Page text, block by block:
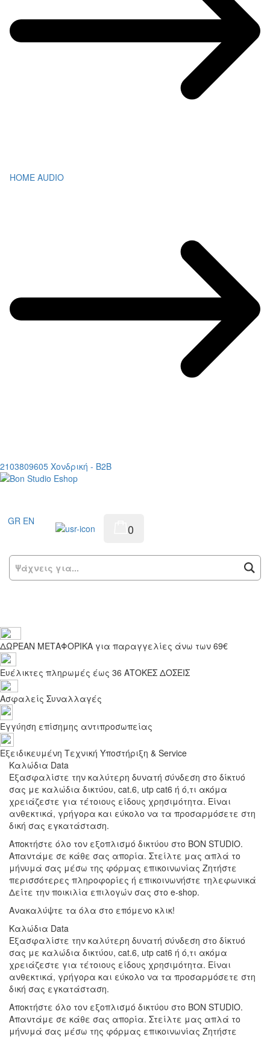
HOME AUDIO
2103809605 Χονδρική - B2B
GR EN
0
Ψ
ΔΩΡΕΑΝ ΜΕΤΑΦΟΡΙΚΑ για παραγγελίες άνω των 69€
Ευέλικτες πληρωμές έως 36 ΑΤΟΚΕΣ ΔΟΣΕΙΣ
Ασφαλείς Συναλλαγές
Εγγύηση επίσημης αντιπροσωπείας
Εξειδικευμένη Τεχνική Υποστήριξη & Service
Καλώδια Data
Εξασφαλίστε την καλύτερη δυνατή σύνδεση στο δίκτυό
σας με καλώδια δικτύου, cat.6, utp cat6 ή ό,τι ακόμα
χρειάζεστε για τέτοιους είδους χρησιμότητα. Είναι
ανθεκτικά, γρήγορα και εύκολο να τα προσαρμόσετε στη
δική σας εγκατάσταση.
Αποκτήστε όλο τον εξοπλισμό δικτύου στο BON STUDIO.
Απαντάμε σε κάθε σας απορία. Στείλτε μας απλά το
μήνυμά σας μέσω της φόρμας επικοινωνίας Ζητήστε
περισσότερες πληροφορίες ή επικοινωνήστε τηλεφωνικά
Δείτε την ποικιλία επιλογών σας στο e-shop.
Ανακαλύψτε τα όλα στο επόμενο κλικ!
Καλώδια Data
Εξασφαλίστε την καλύτερη δυνατή σύνδεση στο δίκτυό
σας με καλώδια δικτύου, cat.6, utp cat6 ή ό,τι ακόμα
χρειάζεστε για τέτοιους είδους χρησιμότητα. Είναι
ανθεκτικά, γρήγορα και εύκολο να τα προσαρμόσετε στη
δική σας εγκατάσταση.
Αποκτήστε όλο τον εξοπλισμό δικτύου στο BON STUDIO.
Απαντάμε σε κάθε σας απορία. Στείλτε μας απλά το
μήνυμά σας μέσω της φόρμας επικοινωνίας Ζητήστε